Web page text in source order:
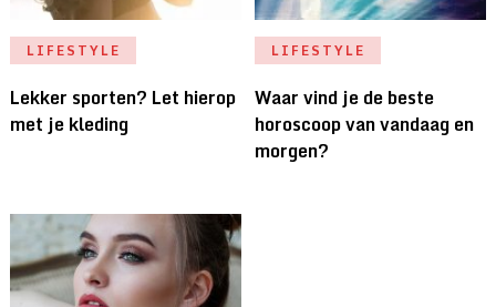
LIFESTYLE
Lekker sporten? Let hierop
met je kleding
LIFESTYLE
Waar vind je de beste
horoscoop van vandaag en
morgen?